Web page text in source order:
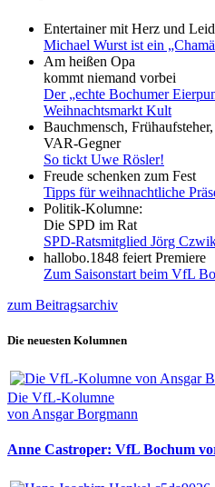
Entertainer mit Herz und
Michael Wurst ist ein
Am heißen Opa
kommt niemand vorbei
Der „echte Bochumer
Weihnachtsmarkt Kult
Bauchmensch, Frühaufsteher,
VAR-Gegner
So tickt Uwe Rösler!
Freude schenken zum Fest
Tipps für weihnachtliche
Politik-Kolumne:
Die SPD im Rat
SPD-Ratsmitglied Jörg
hallobo.1848 feiert Premiere
Zum Saisonstart beim VfL
zum Beitragsarchiv
Die neuesten Kolumnen
Die VfL-Kolumne
von Ansgar Borgmann
Anne Castroper: VfL Bochum